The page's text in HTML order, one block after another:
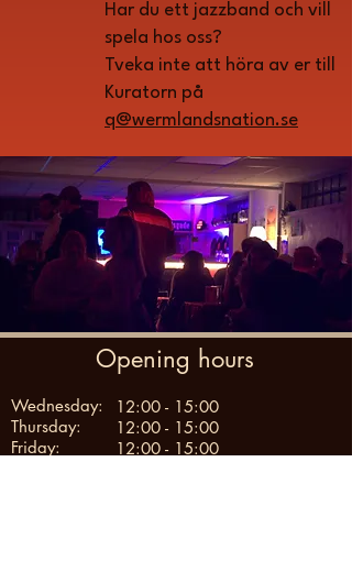
Har du ett jazzband och vill
spela hos oss?
Tveka inte att höra av er till
Kuratorn på
q@wermlandsnation.se
12:00 - 15:00
12:00 - 15:00
12:00 - 15:00
Opening hours
Wednesday:
Thursday:
Friday: